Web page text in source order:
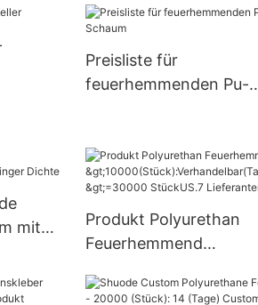
US.0-
Preisliste für
feuerhemmenden Pu-
mit
Produkt Polyurethan
Feuerhemmend
ar(Tage) >=30000